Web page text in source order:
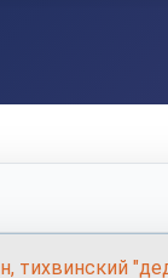
тихвинский